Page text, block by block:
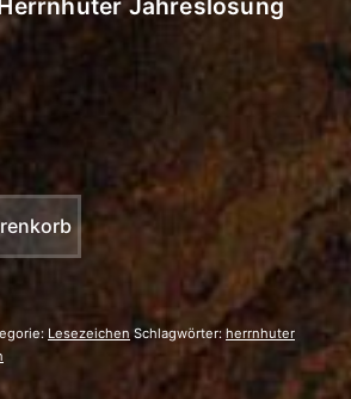
Jahreslosung
Lesezeichen Schlagwörter: herrnhuter